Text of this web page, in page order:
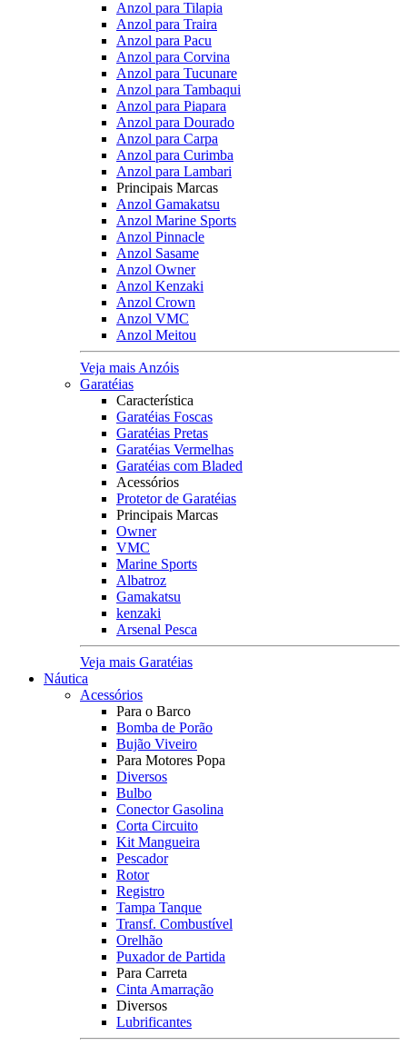
Anzol para Tilapia
Anzol para Traira
Anzol para Pacu
Anzol para Corvina
Anzol para Tucunare
Anzol para Tambaqui
Anzol para Piapara
Anzol para Dourado
Anzol para Carpa
Anzol para Curimba
Anzol para Lambari
Principais Marcas
Anzol Gamakatsu
Anzol Marine Sports
Anzol Pinnacle
Anzol Sasame
Anzol Owner
Anzol Kenzaki
Anzol Crown
Anzol VMC
Anzol Meitou
Veja mais Anzóis
Garatéias
Característica
Garatéias Foscas
Garatéias Pretas
Garatéias Vermelhas
Garatéias com Bladed
Acessórios
Protetor de Garatéias
Principais Marcas
Owner
VMC
Marine Sports
Albatroz
Gamakatsu
kenzaki
Arsenal Pesca
Veja mais Garatéias
Náutica
Acessórios
Para o Barco
Bomba de Porão
Bujão Viveiro
Para Motores Popa
Diversos
Bulbo
Conector Gasolina
Corta Circuito
Kit Mangueira
Pescador
Rotor
Registro
Tampa Tanque
Transf. Combustível
Orelhão
Puxador de Partida
Para Carreta
Cinta Amarração
Diversos
Lubrificantes